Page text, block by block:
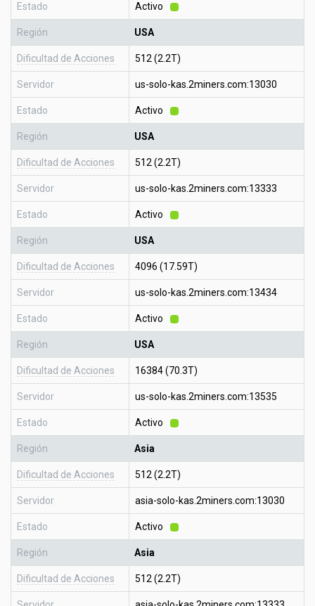
Estado Activo
Región USA
Dificultad de Acciones 512 (2.2T)
Servidor us-solo-kas.2miners.com:13030
Estado Activo
Región USA
Dificultad de Acciones 512 (2.2T)
Servidor us-solo-kas.2miners.com:13333
Estado Activo
Región USA
Dificultad de Acciones 4096 (17.59T)
Servidor us-solo-kas.2miners.com:13434
Estado Activo
Región USA
Dificultad de Acciones 16384 (70.3T)
Servidor us-solo-kas.2miners.com:13535
Estado Activo
Región Asia
Dificultad de Acciones 512 (2.2T)
Servidor asia-solo-kas.2miners.com:13030
Estado Activo
Región Asia
Dificultad de Acciones 512 (2.2T)